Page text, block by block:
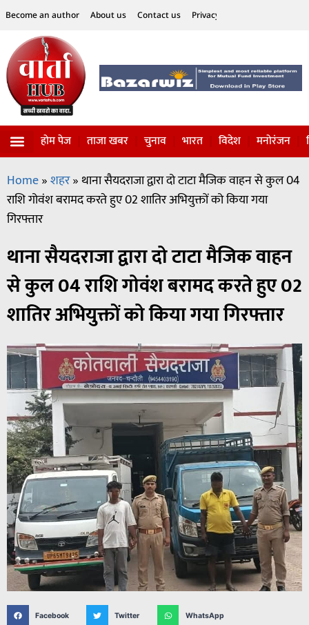
Become an author About us Contact us Privacy Policy
होम पेज ताजा खबर चुनाव भारत विदेश मनोरंजन
Home»शहर»थाना सैयदराजा द्वारा दो टाटा मैजिक वाहन से कुल 04
राशि गोवंश बरामद करते हुए 02 शातिर अभियुक्तों को किया गया
गिरफ्तार
थाना सैयदराजा द्वारा दो टाटा मैजिक वाहन
से कुल 04 राशि गोवंश बरामद करते हुए 02
शातिर अभियुक्तों को किया गया गिरफ्तार
Facebook Twitter WhatsApp